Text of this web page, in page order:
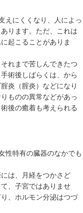
えにくくなり、人によっ
ります。ただ、これは
起こることがありま
れまで苦しんできたつ
術後しばらくは、から
炎（腟炎）などになり
ものの異常などがあっ
後の癒着も考えられる
性特有の臓器のなかでも
は、月経をつかさど
、子宮ではありませ
、ホルモン分泌はつづ